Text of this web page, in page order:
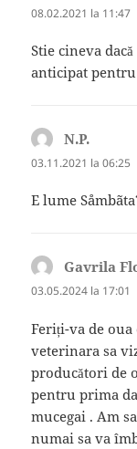
08.02.2021 la 11:47
Stie cineva
anticipat
N.P.
03.11.2021 la 06:25
E lume
Gavrila
03.05.2024 la 17:01
Feriți-va de
veterinara sa
producători de
pentru prima
mucegai . Am
numai sa va